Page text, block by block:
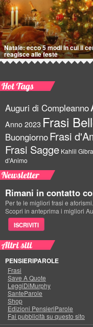
Natale: ecco 5 modi in cui il
reagisce alle feste
Hot Tags
Auguri di Compleanno
Anno 2023 Frasi
BuongiornoFrasi
Frasi Sagge Kahlil
d'Animo
Newsletter
Rimani in contatto
Per te le migliori frasi e aforismi.
Scopri in anteprima i migliori
ISCRIVITI
Altri siti
PENSIERIPAROLE
Frasi
Save A Quote
LeggiDiMurphy
SanteParole
Shop
Edizioni PensieriParole
Fai pubblicità su questo sito